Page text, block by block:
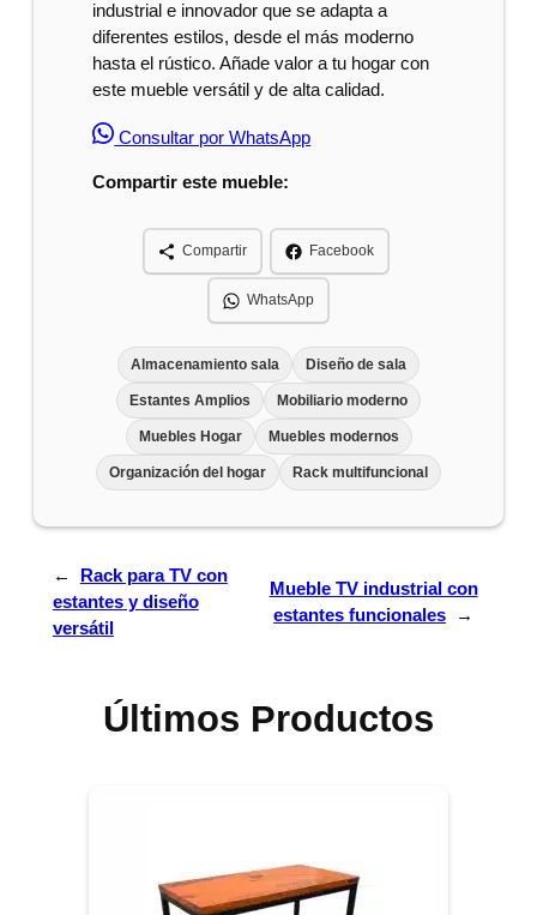
industrial e innovador que se adapta a
diferentes estilos, desde el más moderno
hasta el rústico. Añade valor a tu hogar con
este mueble versátil y de alta calidad.
Consultar por WhatsApp
Compartir este mueble:
Compartir Facebook
WhatsApp
Almacenamiento sala Diseño de sala
Estantes Amplios Mobiliario moderno
Muebles Hogar Muebles modernos
Organización del hogar Rack multifuncional
←
Rack para TV con
estantes y diseño
versátil
Mueble TV industrial con
estantes funcionales
→
Últimos Productos